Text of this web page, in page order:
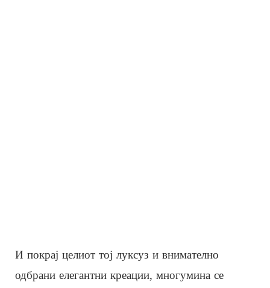
И покрај целиот тој луксуз и внимателно
одбрани елегантни креации, многумина се